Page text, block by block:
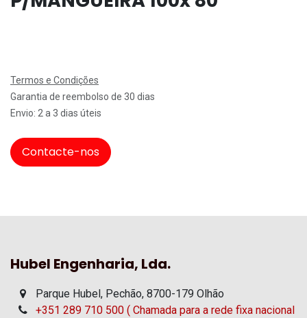
Termos e Condições
Garantia de reembolso de 30 dias
Envio: 2 a 3 dias úteis
Contacte-nos
Hubel Engenharia, Lda.
Parque Hubel, Pechão, 8700-179 Olhão
+351 289 710 500 ( Chamada para a rede fixa nacional